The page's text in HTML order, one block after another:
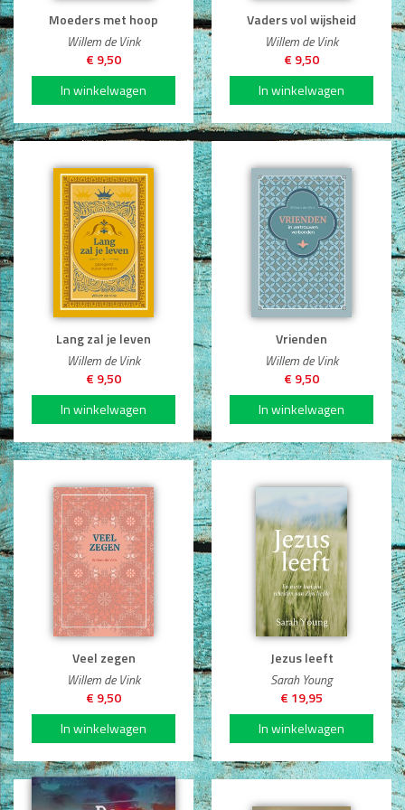
Moeders met hoop
Willem de Vink
€ 9,50
Vaders vol wijsheid
Willem de Vink
€ 9,50
Lang zal je leven
Willem de Vink
€ 9,50
Vrienden
Willem de Vink
€ 9,50
Veel zegen
Willem de Vink
€ 9,50
Jezus leeft
Sarah Young
€ 19,95